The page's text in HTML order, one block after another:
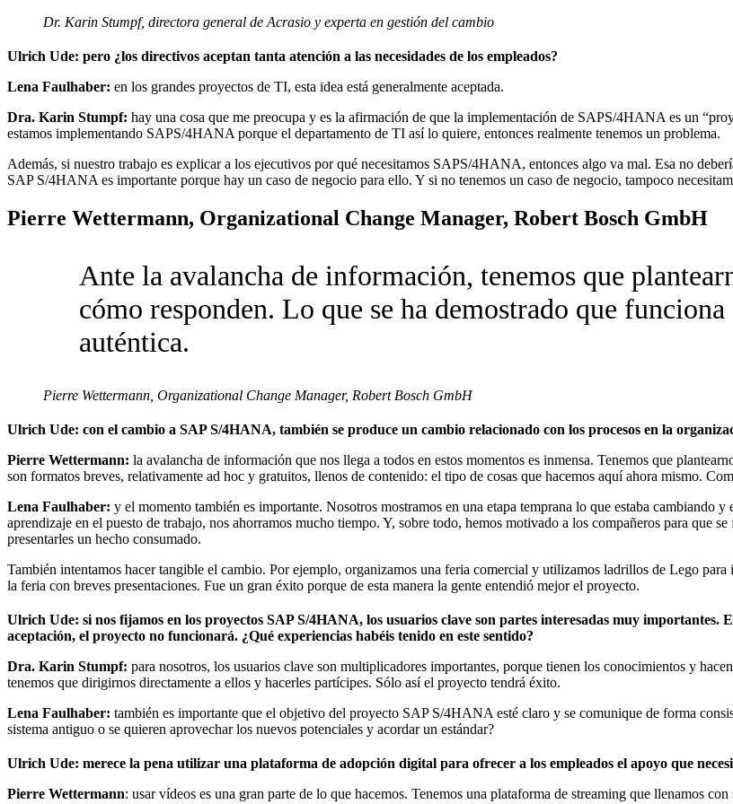
Dr. Karin Stumpf, directora general de Acrasio y experta en gestión del cambio
Ulrich Ude: pero ¿los directivos aceptan tanta atención a las necesidades de los empleados?
Lena Faulhaber: en los grandes proyectos de TI, esta idea está generalmente aceptada.
Dra. Karin Stumpf: hay una cosa que me preocupa y es la afirmación de que la implementación de SAPS/4HANA es un
estamos implementando SAPS/4HANA porque el departamento de TI así lo quiere, entonces realmente tenemos un problema.
Además, si nuestro trabajo es explicar a los ejecutivos por qué necesitamos SAPS/4HANA, entonces algo va mal. Esa no
SAP S/4HANA es importante porque hay un caso de negocio para ello. Y si no tenemos un caso de negocio, tampoco
Pierre Wettermann, Organizational Change Manager, Robert Bosch GmbH
Ante la avalancha de información, tenemos que
cómo responden. Lo que se ha demostrado que
auténtica.
Pierre Wettermann, Organizational Change Manager, Robert Bosch GmbH
Ulrich Ude: con el cambio a SAP S/4HANA, también se produce un cambio relacionado con los procesos en la
Pierre Wettermann: la avalancha de información que nos llega a todos en estos momentos es inmensa. Tenemos que
son formatos breves, relativamente ad hoc y gratuitos, llenos de contenido: el tipo de cosas que hacemos aquí ahora mismo.
Lena Faulhaber: y el momento también es importante. Nosotros mostramos en una etapa temprana lo que estaba cambiando
aprendizaje en el puesto de trabajo, nos ahorramos mucho tiempo. Y, sobre todo, hemos motivado a los compañeros para que
presentarles un hecho consumado.
También intentamos hacer tangible el cambio. Por ejemplo, organizamos una feria comercial y utilizamos ladrillos de Lego
la feria con breves presentaciones. Fue un gran éxito porque de esta manera la gente entendió mejor el proyecto.
Ulrich Ude: si nos fijamos en los proyectos SAP S/4HANA, los usuarios clave son partes interesadas muy
aceptación, el proyecto no funcionará. ¿Qué experiencias habéis tenido en este sentido?
Dra. Karin Stumpf: para nosotros, los usuarios clave son multiplicadores importantes, porque tienen los conocimientos y
tenemos que dirigirnos directamente a ellos y hacerles partícipes. Sólo así el proyecto tendrá éxito.
Lena Faulhaber: también es importante que el objetivo del proyecto SAP S/4HANA esté claro y se comunique de forma
sistema antiguo o se quieren aprovechar los nuevos potenciales y acordar un estándar?
Ulrich Ude: merece la pena utilizar una plataforma de adopción digital para ofrecer a los empleados el apoyo que
Pierre Wettermann: usar vídeos es una gran parte de lo que hacemos. Tenemos una plataforma de streaming que llenamos